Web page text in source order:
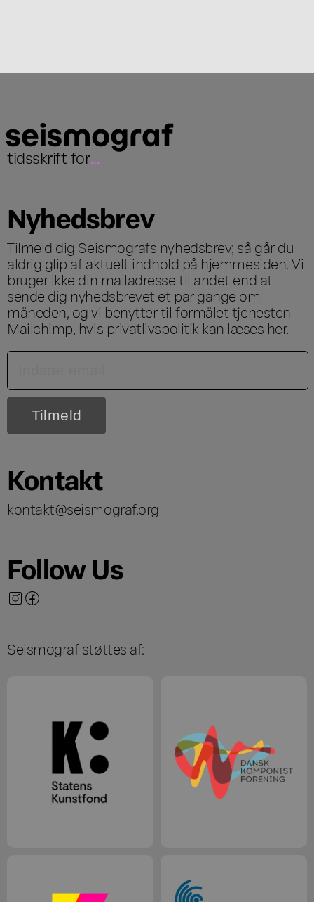
tidsskrift for...
Nyhedsbrev
Tilmeld dig Seismografs nyhedsbrev; så går du
aldrig glip af aktuelt indhold på hjemmesiden. Vi
bruger ikke din mailadresse til andet end at
sende dig nyhedsbrevet et par gange om
måneden, og vi benytter til formålet tjenesten
Mailchimp, hvis privatlivspolitik kan læses her.
Kontakt
kontakt@seismograf.org
Follow Us
Seismograf støttes af: